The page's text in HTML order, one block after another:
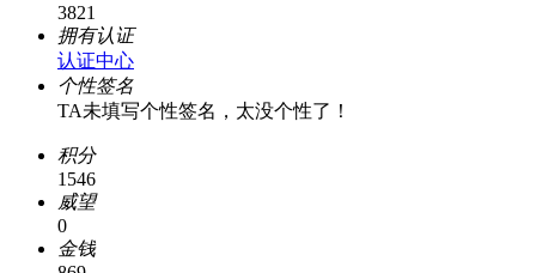
3821
拥有认证
认证中心
个性签名
TA未填写个性签名，太没个性了！
积分
1546
威望
0
金钱